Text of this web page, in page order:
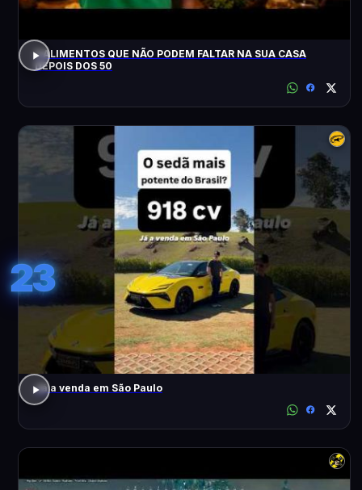
3 ALIMENTOS QUE NÃO PODEM FALTAR NA SUA CASA
DEPOIS DOS 50
23
Já a venda em São Paulo